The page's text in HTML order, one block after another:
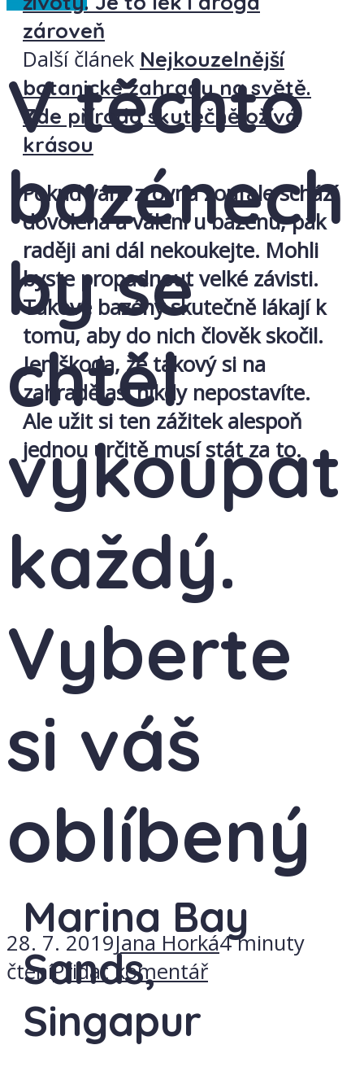
V těchto
bazénech
by se
chtěl
vykoupat
každý.
Vyberte
si váš
oblíbený
28. 7. 2019Jana Horká4 minuty
čteníPřidat komentář
zároveň
Další článek Nejkouzelnější
botanické zahrady na světě.
Zde příroda skutečně ožívá
krásou
Pokud vám zrovna zoufale schází
dovolená a válení u bazénu, pak
raději ani dál nekoukejte. Mohli
byste propadnout velké závisti.
Takové bazény skutečně lákají k
tomu, aby do nich člověk skočil.
Jen škoda, že takový si na
zahradě asi nikdy nepostavíte.
Ale užit si ten zážitek alespoň
jednou určitě musí stát za to.
Marina Bay
Sands,
Singapur